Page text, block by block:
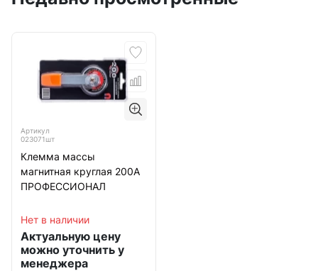
Артикул
023071шт
Клемма массы
магнитная круглая 200А
ПРОФЕССИОНАЛ
Нет в наличии
Актуальную цену
можно уточнить у
менеджера